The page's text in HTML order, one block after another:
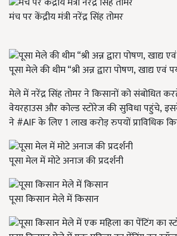
मंच पर केंद्रीय मंत्री नरेंद्र सिंह तोमर
पूसा मेले की थीम “श्री अन्न द्वारा पोषण, खाद्य एवं
मेले में नरेंद्र सिंह तोमर ने किसानों को संबोधित
वेयरहाउस और कोल्ड स्टोरेज की सुविधा पहुंचे,
ने#AIFके लिए 1 लाख करोड़ रुपयों प्राविधिक
पूसा मेल में मोटे अनाज की प्रदर्शनी
पूसा किसान मेले में किसान